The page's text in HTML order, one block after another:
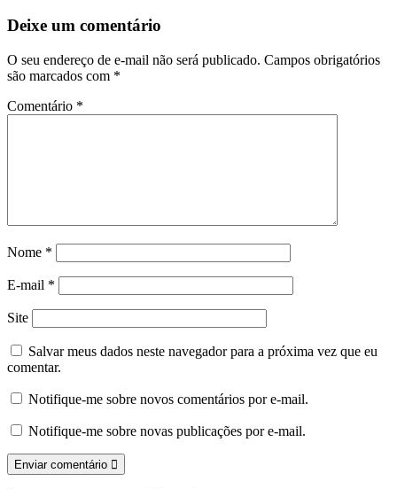
Deixe um comentário
O seu endereço de e-mail não será publicado. Campos obrigatórios
são marcados com *
Comentário *
Nome *
E-mail *
Site
Salvar meus dados neste navegador para a próxima vez que eu
comentar.
Notifique-me sobre novos comentários por e-mail.
Notifique-me sobre novas publicações por e-mail.